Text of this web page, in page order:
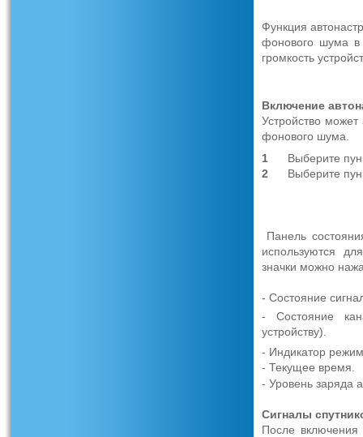
Функция
фонового шума в
громкость
Включение
Устройство может
фонового шума.
1
Выберите
2
Выберите
Панель
используются
значки можно
- Состояние
- Состояние
устройству).
- Индикатор
- Текущее время.
- Уровень заряда
Сигналы
После включения